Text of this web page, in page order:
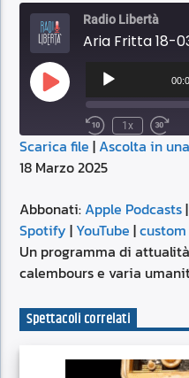
Radio Libertà
Aria Fritta 18-
Play
Episode
Audio
Player
1x
SUBSCRIBE
Apple Podcasts
YouTube
RSS FEED
SHARE
LINK
EMBED
Scarica file |Ascolta in
18 Marzo 2025
Abbonati:Apple Podcasts
Spotify | YouTube |custom
Un programma di
calembours e varia
Spettacoli correlati